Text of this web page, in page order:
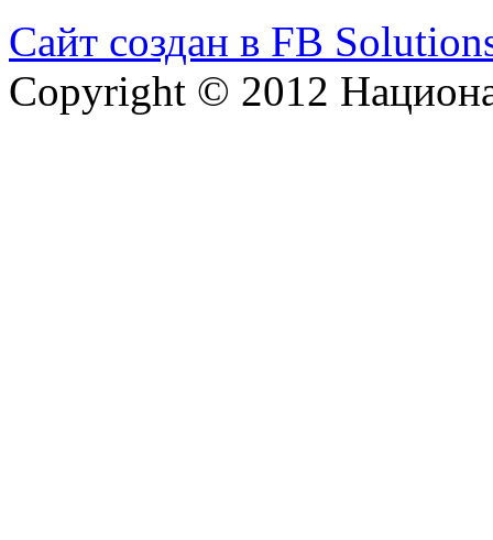
Сайт создан в FB
Copyright © 2012